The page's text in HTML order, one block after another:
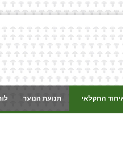
החקלאי תנועת הנוער